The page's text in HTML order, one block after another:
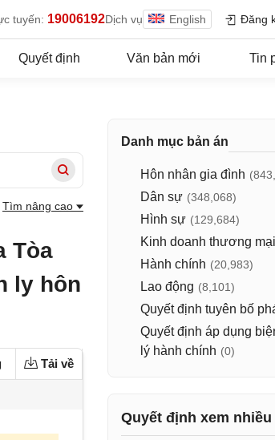
tuyến: 19006192Dịch vụ English Đăng
Quyết định Văn bản mới Tin
Tìm nâng cao
Tòa
ly hôn
Tải về
Danh mục bản án
Hôn nhân gia đình
Dân sự (348,068)
Hình sự (129,684)
Kinh doanh thương mại
Hành chính (20,983)
Lao động (8,101)
Quyết định tuyên bố
Quyết định áp dụng
lý hành chính (0)
Quyết định xem